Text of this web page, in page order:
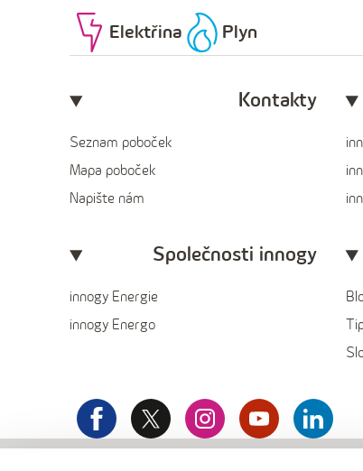
Elektřina Plyn
Kontakty
Seznam poboček
Mapa poboček
Napište nám
Společnosti innogy
innogy Energie
innogy Energo
facebook
x
innogy
instagramyoutubeLinkedin